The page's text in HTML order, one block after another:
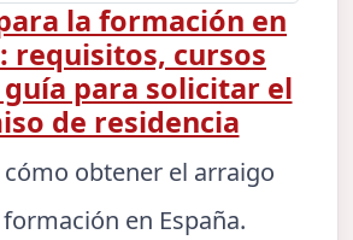
la formación en
requisitos, cursos
para solicitar el
de residencia
cómo obtener el arraigo
en España.